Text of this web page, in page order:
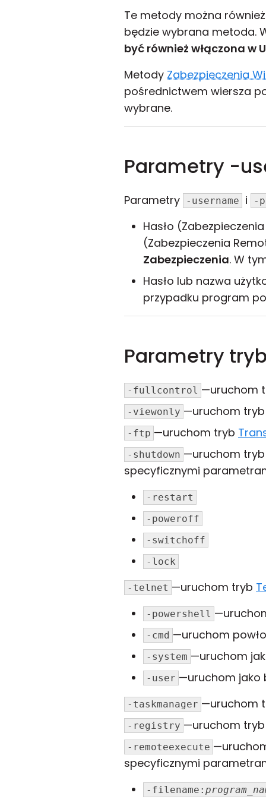
Te metody można
będzie wybrana metoda.
być również włączona w
Metody Zabezpieczenia
pośrednictwem wiersza
wybrane.
Parametry -
Parametry -username i -
Hasło
(Zabezpieczenia
Zabezpieczenia. W
Hasło lub nazwa
przypadku program
Parametry
-fullcontrol —uruchom
-viewonly —uruchom
-ftp —uruchom tryb
-shutdown —uruchom
specyficznymi
-restart
-poweroff
-switchoff
-lock
-telnet —uruchom tryb
-powershell
-cmd —uruchom
-system —uruchom
-user —uruchom jako
-taskmanager —uruchom
-registry —uruchom
-remoteexecute
specyficznymi
-filename: